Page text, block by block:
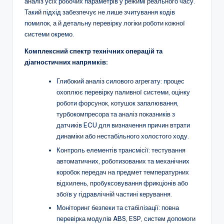
Такий підхід забезпечує не лише зчитування кодів
помилок, а й детальну перевірку логіки роботи кожної
системи окремо.
Комплексний спектр технічних операцій та
діагностичних напрямків:
Глибокий аналіз силового агрегату: процес
охоплює перевірку паливної системи, оцінку
роботи форсунок, котушок запалювання,
турбокомпресора та аналіз показників з
датчиків ECU для визначення причин втрати
динаміки або нестабільного холостого ходу.
Контроль елементів трансмісії: тестування
автоматичних, роботизованих та механічних
коробок передач на предмет температурних
відхилень, пробуксовування фрикціонів або
збоїв у гідравлічній частині керування.
Моніторинг безпеки та стабілізації: повна
перевірка модулів ABS, ESP, систем допомоги